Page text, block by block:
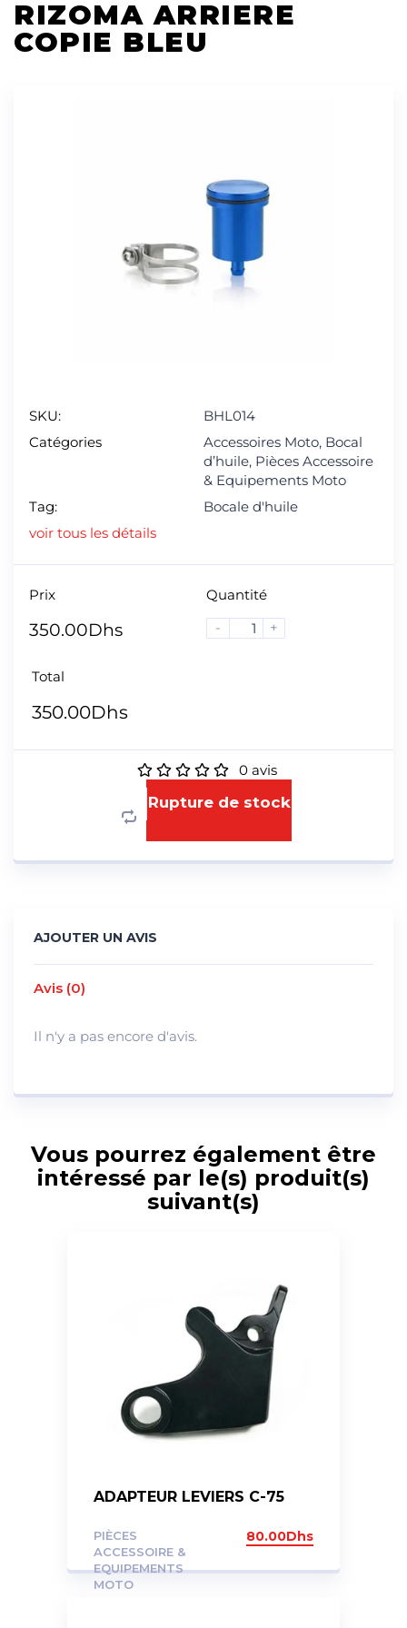
RIZOMA ARRIERE
COPIE BLEU
SKU:
BHL014
Catégories
Accessoires Moto, Bocal
d’huile, Pièces Accessoire
& Equipements Moto
Tag:
Bocale d'huile
voir tous les détails
Prix
350.00Dhs
Quantité
-
+
Total
350.00Dhs
0avis
Rupture de stock
AJOUTER UN AVIS
Avis (0)
Il n'y a pas encore d'avis.
Vous pourrez également être
intéressé par le(s) produit(s)
suivant(s)
ADAPTEUR LEVIERS C-75
PIÈCES
ACCESSOIRE &
EQUIPEMENTS
MOTO
80.00Dhs